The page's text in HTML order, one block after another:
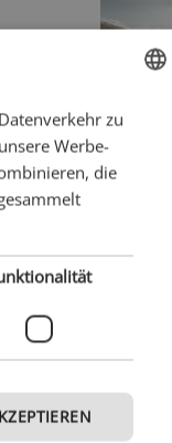
pro Tag
Details
Hotel
netter
ENGLISH
GERMAN
zu
Werbe-
die